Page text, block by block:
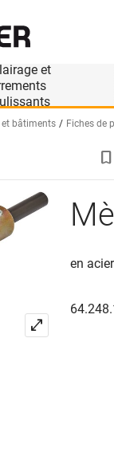
et
et bâtiments Fiches de
Le produit est
en